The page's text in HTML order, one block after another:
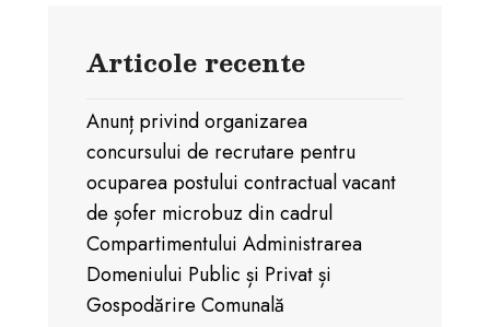
Articole recente
Anunț privind organizarea
concursului de recrutare pentru
ocuparea postului contractual vacant
de șofer microbuz din cadrul
Compartimentului Administrarea
Domeniului Public și Privat și
Gospodărire Comunală